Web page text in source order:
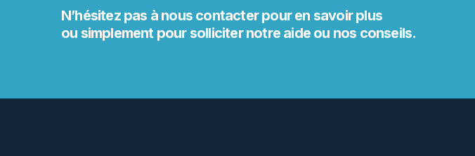
N’hésitez pas à nous contacter pour en savoir plus
ou simplement pour solliciter notre aide ou nos conseils.